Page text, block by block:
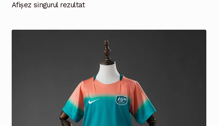
Afișez singurul rezultat